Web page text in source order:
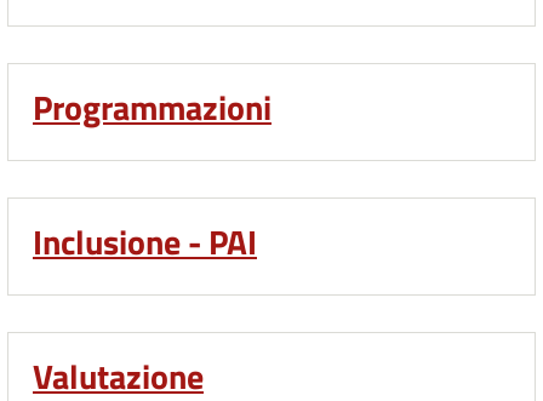
Programmazioni
Inclusione - PAI
Valutazione